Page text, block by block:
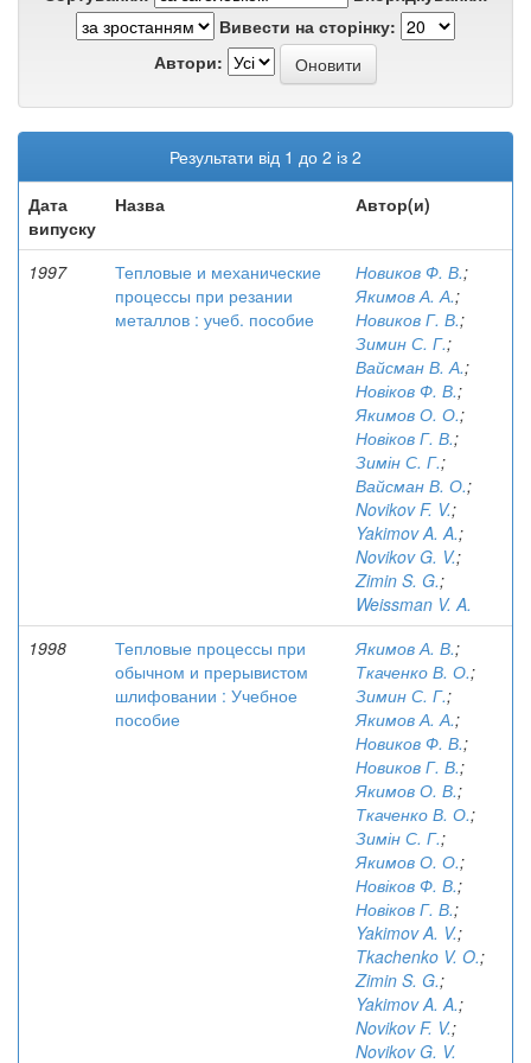
Вивести на сторінку:
Автори:
Результати від 1 до 2 із 2
Дата
випуску
Назва Автор(и)
1997
Тепловые и механические
процессы при резании
металлов : учеб. пособие
Новиков Ф. В.;
Якимов А. А.;
Новиков Г. В.;
Зимин С. Г.;
Вайсман В. А.;
Новіков Ф. В.;
Якимов О. О.;
Новіков Г. В.;
Зимін С. Г.;
Вайсман В. О.;
Novikov F. V.;
Yakimov A. A.;
Novikov G. V.;
Zimin S. G.;
Weissman V. A.
1998
Тепловые процессы при
обычном и прерывистом
шлифовании : Учебное
пособие
Якимов А. В.;
Ткаченко В. О.;
Зимин С. Г.;
Якимов А. А.;
Новиков Ф. В.;
Новиков Г. В.;
Якимов О. В.;
Ткаченко В. О.;
Зимін С. Г.;
Якимов О. О.;
Новіков Ф. В.;
Новіков Г. В.;
Yakimov A. V.;
Tkachenko V. O.;
Zimin S. G.;
Yakimov A. A.;
Novikov F. V.;
Novikov G. V.